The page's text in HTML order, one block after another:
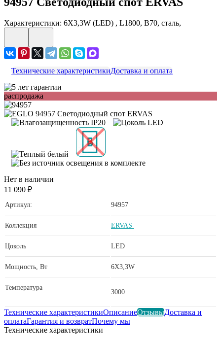
Характеристики: 6X3,3W (LED) , L1800, B70, сталь,
Технические характеристикиДоставка и оплата
распродажа
Нет в наличии
11 090 ₽
Артикул: 94957
Коллекция ERVAS
Цоколь LED
Мощность, Вт 6X3,3W
Температура
3000
Технические характеристикиОписаниеОтзывыДоставка и
оплатаГарантия и возвратПочему мы
Технические характеристики